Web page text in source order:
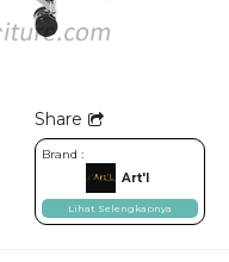
Share
Brand :
Art'l
Lihat Selengkapnya